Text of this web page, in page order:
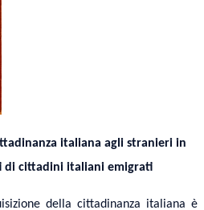
italiana agli stranieri in
di cittadini italiani emigrati
della cittadinanza italiana è